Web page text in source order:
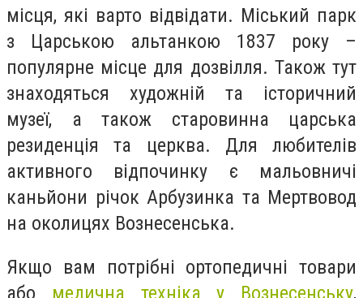
місця, які варто відвідати. Міський парк
з Царською альтанкою 1837 року –
популярне місце для дозвілля. Також тут
знаходяться художній та історичний
музеї, а також старовинна царська
резиденція та церква. Для любителів
активного відпочинку є мальовничі
каньйони річок Арбузинка та Мертвовод
на околицях Вознесенська.
Якщо вам потрібні ортопедичні товари
або медична техніка у Вознесенську,